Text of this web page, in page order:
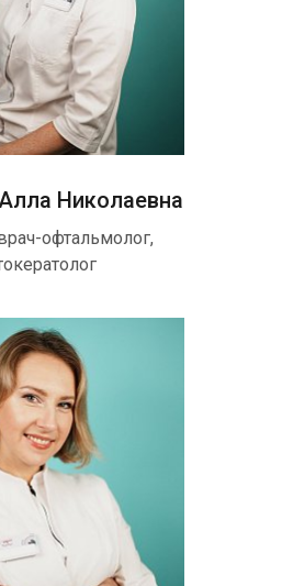
Николаевна
офтальмолог,